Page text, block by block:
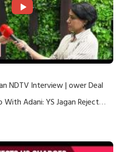
NDTV Interview | ower Deal
Adani: YS Jagan Rejects